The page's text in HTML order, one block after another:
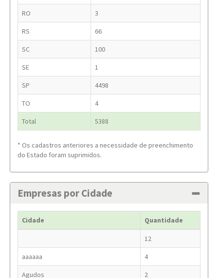
RO 3
RS 66
SC 100
SE 1
SP 4498
TO 4
Total 5388
* Os cadastros anteriores a necessidade de preenchimento
do Estado foram suprimidos.
Empresas por Cidade
Cidade Quantidade
12
aaaaaa 4
Agudos 2